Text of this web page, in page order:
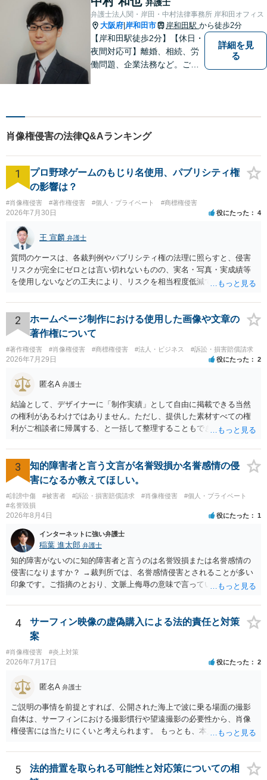
弁護士
弁護士法人関・岸田・中村法律事務所 岸和田オフィス
大阪府 岸和田市 岸和田駅 から徒歩2分
【岸和田駅徒歩2分】【休日・
夜間対応可】離婚、相続、労
働問題、企業法務など。ご依
はお一人で抱えず、ぜひ弁護
士へご相談ください【完全個
室】
詳細を見
る
肖像権侵害の法律Q&Aランキング
1
プロ野球ゲームのもじり名使用、パブリシティ権
の影響は？
#肖像権侵害 #著作権侵害 #個人・プライベート #商標権侵害
2026年7月30日 役にたった 4
王 宣麟 弁護士
質問のケースは、各裁判例やパブリシティ権の法理に照らすと、侵害
リスクが完全にゼロとは言い切れないものの、実名・写真・実成績等
を使用しないなどの工夫により、リスクを相当程度低減できる設計に
推測できる」という点は、裁判で争われた場合に「専ら顧客吸引力の
利用を目的とする」と判断される余地を残すため、一定の注意が必要
です。 また、広告収益の有無は、侵害判断に一定の影響を与える可能
性がありますが、決定的要因ではありません。 パブリシティ権侵害の
成否は、主に「専ら顧客吸引力の利用を目的とするか」という点で判
断されます。広告収益があることは「商業的目的」を強く示す要素で
すが、それだけで直ちに侵害となるわけではありません。完全無償・
非営利であれば「表現の自由」「創作物」としての側面が強く評価さ
れる可能性があります。一方、広告収益がある場合は「商業利用」と
しての色彩が強まり、リスクが高まる可能性があります。 公開前に変
更・確認しておく事項については、公開の場でアドバイスするにも限
界があるかと思うので、資料等を持参の上、弁護士に相談されること
も一つかと存じます。
2
ホームページ制作における使用した画像や文章の
著作権について
#著作権侵害 #肖像権侵害 #商標権侵害 #法人・ビジネス #訴訟・損害賠償請求
2026年7月29日 役にたった 2
匿名A 弁護士
結論として、デザイナーに「制作実績」として自由に掲載できる当然
の権利があるわけではありません。ただし、提供した素材すべての権
利がご相談者に帰属する、と一括して整理することもできません。 ご
身が著作権者です。 他方、ブランド名、文字主体のロゴ、商品情報、
短いキャッチコピー、販売コンセプトなどは、通常、著作物には当た
りません。ただし、ロゴに独自の図形やイラスト等が含まれる場合に
は、その表現部分が著作物となる可能性があります。 また、人物写真
の著作権は撮影者に、肖像に関する権利は被写体本人に帰属します
（著作権法2条・17条）。 ウェブサイト全体に当然に著作権が生じる
等は別として、一般的なレイアウトや配色、依頼者から提供された素
材を希望に沿って配置した部分には、通常、著作物性は認められにく
いと考えられます。仮に具体的な画面構成の一部に創作性が認められ
ても、その権利は当該部分に限られ、ご相談者の写真や文章等を制作
実績として掲載する権限まで当然に生じるものではありません。 もっ
の同意があれば別です。また、単に制作を担当した事実を記載した
り、公開中のサイトへリンクしたりする行為まで当然に禁止できると
は限りません。 人物写真については、通常のSNSへの無断掲載と同
様、掲載目的、態様、必要性、本人の特定可能性等から判断されま
す。営業目的であり、本人も掲載を拒否していることは、違法性を認
める方向の事情となりますが、自動的に肖像権侵害となるわけではあ
りません。 まず、見積書、メール、チャット、デザイナーの利用規約
を確認したうえで、「提供素材及びこれを含む画面の複製・SNS掲載
を許諾しない」と書面で明確に通知することをお勧めします。すでに
掲載された場合は、URL、掲載日時、画面を保存してから削除を求め
てください。
3
知的障害者と言う文言が名誉毀損か名誉感情の侵
害になるか教えてほしい。
#誹謗中傷 #被害者 #訴訟・損害賠償請求 #肖像権侵害
#個人・プライベート
#名誉毀損
2026年8月4日 役にたった 1
インターネットに強い弁護士
稲葉 進太郎 弁護士
知的障害がないのに知的障害者と言うのは名誉毀損または名誉感情の
侵害になりますか？ →裁判所では、名誉感情侵害とされることが多い
印象です。ご指摘のとおり、文脈上侮辱の意味で言っている点も加味
4
サーフィン映像の虚偽購入による法的責任と対策
案
#肖像権侵害 #炎上対策
2026年7月17日 役にたった 2
匿名A 弁護士
ご説明の事情を前提とすれば、公開された海上で波に乗る場面の撮影
自体は、サーフィンにおける撮影慣行や望遠撮影の必要性から、肖像
権侵害には当たりにくいと考えられます。 もっとも、本人の同意前に
です。低解像度化や透かしだけでは十分とは限らず、事前同意を取得
する、第三者が識別できない程度に加工する、又は本人のアカウント
内だけで表示する方法を検討すべきです。 なりすまし購入・転売が行
5
法的措置を取られる可能性と対応策についての相